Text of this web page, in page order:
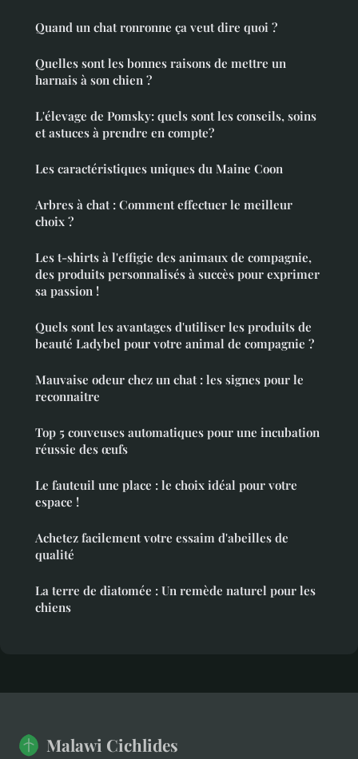
Quand un chat ronronne ça veut dire quoi ?
Quelles sont les bonnes raisons de mettre un
harnais à son chien ?
L'élevage de Pomsky: quels sont les conseils, soins
et astuces à prendre en compte?
Les caractéristiques uniques du Maine Coon
Arbres à chat : Comment effectuer le meilleur
choix ?
Les t-shirts à l'effigie des animaux de compagnie,
des produits personnalisés à succès pour exprimer
sa passion !
Quels sont les avantages d'utiliser les produits de
beauté Ladybel pour votre animal de compagnie ?
Mauvaise odeur chez un chat : les signes pour le
reconnaitre
Top 5 couveuses automatiques pour une incubation
réussie des œufs
Le fauteuil une place : le choix idéal pour votre
espace !
Achetez facilement votre essaim d'abeilles de
qualité
La terre de diatomée : Un remède naturel pour les
chiens
Malawi Cichlides